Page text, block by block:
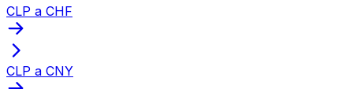
CLP a CHF
CLP a CNY